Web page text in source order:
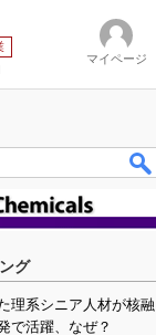
マイページ
グ
理系シニア人材が核融
で活躍、なぜ？